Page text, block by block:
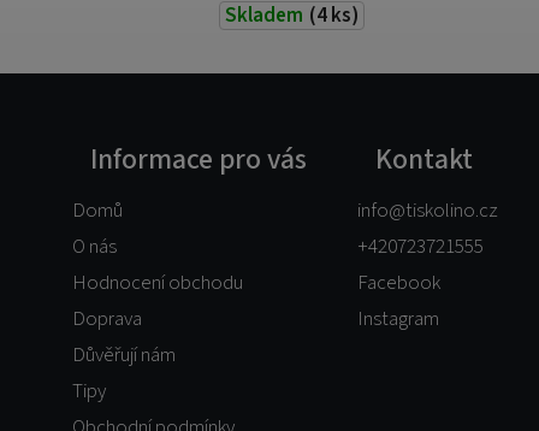
Skladem (4 ks)
Informace pro vás
Domů
O nás
Hodnocení obchodu
Doprava
Důvěřují nám
Tipy
Kontakt
info@tiskolino.cz
+420723721555
Facebook
Instagram